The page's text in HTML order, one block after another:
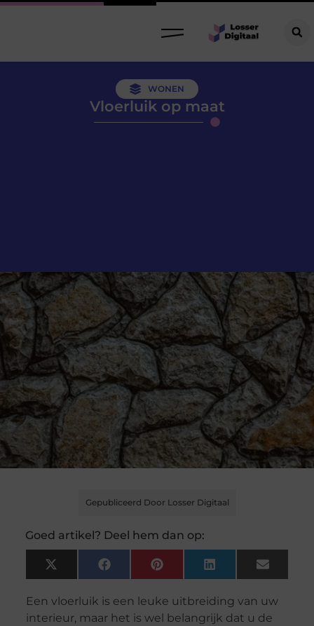
WONEN
Vloerluik op maat
Gepubliceerd Door Losser Digitaal
Goed artikel? Deel hem dan op:
X
(Twitter)
FacebookPinterest LinkedIn Email
Een vloerluik is een leuke uitbreiding van uw
interieur, maar het is wel belangrijk dat u de